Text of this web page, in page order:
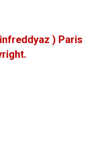
) Paris